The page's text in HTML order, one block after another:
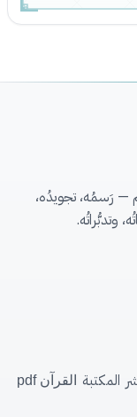
— رَسمُه، تجويدُه،
وتدبُّراتُه.
المكتبة القرآن pdf